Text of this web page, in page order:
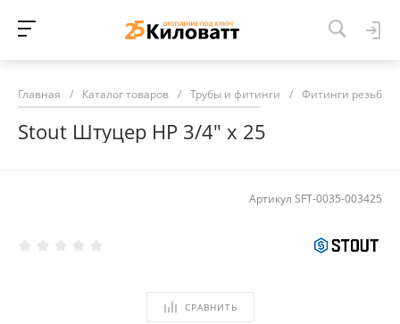
Главная / Каталог товаров / Трубы и фитинги / Фитинги
Stout Штуцер НР 3/4" х 25
Артикул SFT-0035-003425
СРАВНИТЬ